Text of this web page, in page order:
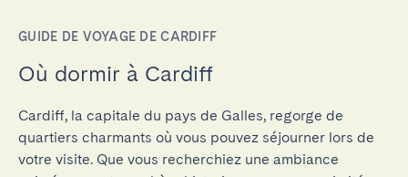
GUIDE DE VOYAGE DE CARDIFF
Où dormir à Cardiff
Cardiff, la capitale du pays de Galles, regorge de
quartiers charmants où vous pouvez séjourner lors de
votre visite. Que vous recherchiez une ambiance